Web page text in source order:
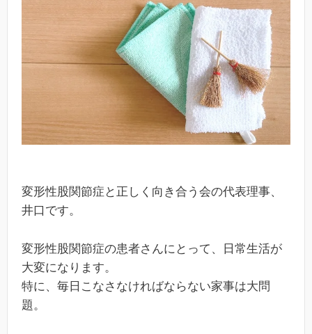
変形性股関節症と正しく向き合う会の代表理事、
井口です。
変形性股関節症の患者さんにとって、日常生活が
大変になります。
特に、毎日こなさなければならない家事は大問
題。